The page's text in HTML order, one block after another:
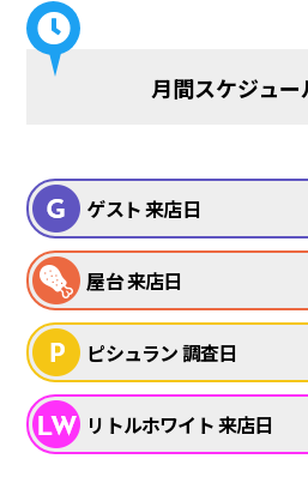
月間スケジュー
ゲスト 来店日
屋台 来店日
ピシュラン 調査日
リトルホワイト 来店日